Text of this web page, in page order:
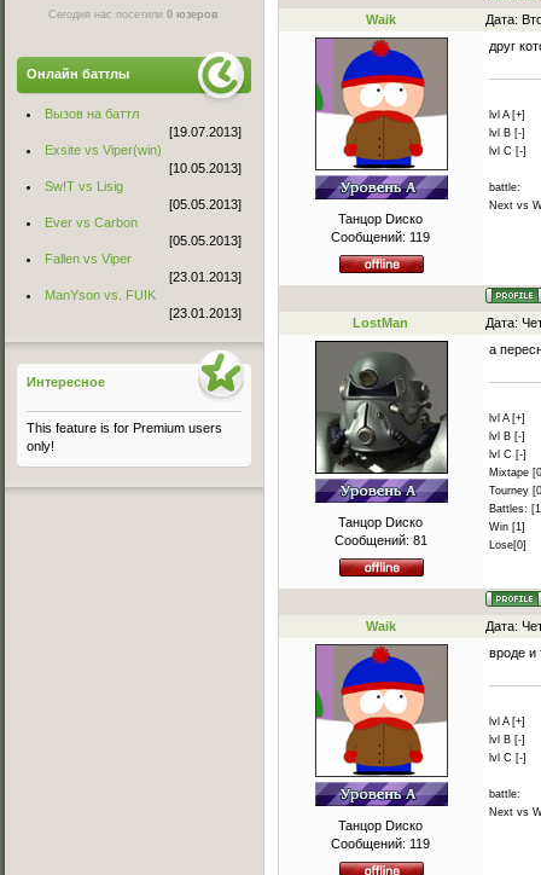
Waik Дата:
Танцор Dиско
Сообщений: 119
друг
lvl A [+]
lvl B [-]
lvl C [-]
battle:
Next vs
LostMan Дата:
Танцор Dиско
Сообщений: 81
а
lvl A [+]
lvl B [-]
lvl C [-]
Mixtape
Tourney
Battles:
Win [1]
Lose[0]
Waik Дата:
Танцор Dиско
Сообщений: 119
вроде и
lvl A [+]
lvl B [-]
lvl C [-]
battle:
Next vs
Сегодня нас посетили0 юзеров
Онлайн баттлы
Вызов на баттл
[19.07.2013]
Exsite vs Viper(win)
[10.05.2013]
Sw!T vs Lisig
[05.05.2013]
Ever vs Carbon
[05.05.2013]
Fallen vs Viper
[23.01.2013]
ManYson vs. FUIK
[23.01.2013]
Интересное
This feature is for Premium users
only!